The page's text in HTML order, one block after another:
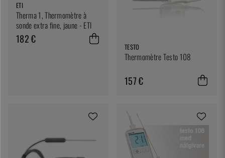
ETI
Therma 1, Thermomètre à
sonde extra fine, jaune - ETI
182 €
TESTO
Thermomètre Testo 108
157 €